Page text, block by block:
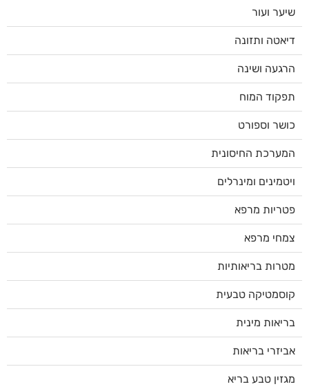
שיער ועור
דיאטה ותזונה
הרגעה ושינה
תפקוד המוח
כושר וספורט
המערכת החיסונית
ויטמינים ומינרלים
פטריות מרפא
צמחי מרפא
מטרות בריאותיות
קוסמטיקה טבעית
בריאות מינית
אביזרי בריאות
מגזין טבע בריא